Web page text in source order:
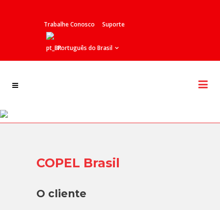
Trabalhe Conosco Suporte
Português do Brasil
COPEL Brasil
O cliente